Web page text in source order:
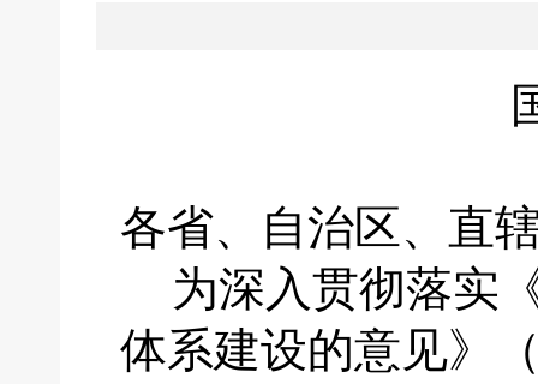
各省、自治区、直
为深入贯彻落实
体系建设的意见》